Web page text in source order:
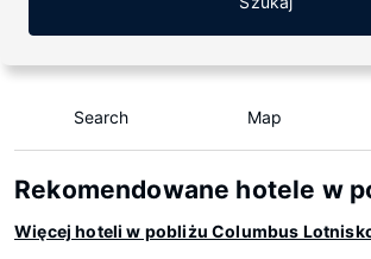
Search Map
Rekomendowane hotele w
Więcej hoteli w pobliżu Columbus